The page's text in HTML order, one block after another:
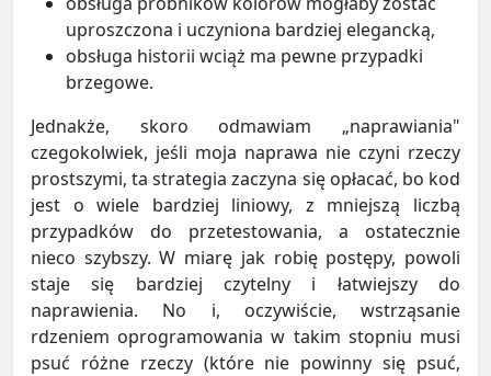
uproszczona i uczyniona bardziej elegancką,
obsługa historii wciąż ma pewne przypadki
brzegowe.
Jednakże, skoro odmawiam „naprawiania"
czegokolwiek, jeśli moja naprawa nie czyni rzeczy
prostszymi, ta strategia zaczyna się opłacać, bo kod
jest o wiele bardziej liniowy, z mniejszą liczbą
przypadków do przetestowania, a ostatecznie
nieco szybszy. W miarę jak robię postępy, powoli
staje się bardziej czytelny i łatwiejszy do
naprawienia. No i, oczywiście, wstrząsanie
rdzeniem oprogramowania w takim stopniu musi
psuć różne rzeczy (które nie powinny się psuć,